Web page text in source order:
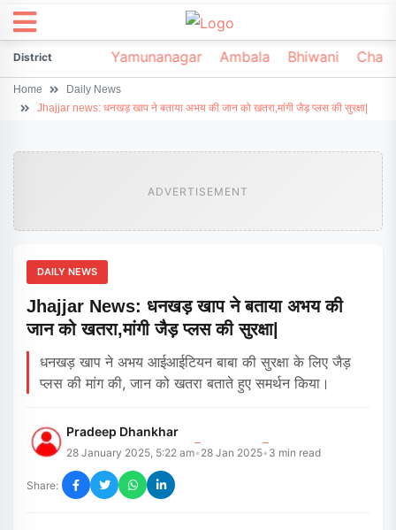
DistrictSonipat Yamunanagar Ambala Bhiwani
Home
Daily News
Jhajjar news: धनखड़ खाप ने बताया अभय की जान को खतरा,मांगी जैड़ प्लस की सुरक्षा|
ADVERTISEMENT
DAILY NEWS
Jhajjar News: धनखड़ खाप ने बताया अभय की
जान को खतरा,मांगी जैड़ प्लस की सुरक्षा|
धनखड़ खाप ने अभय आईआईटियन बाबा की सुरक्षा के लिए जैड़
प्लस की मांग की, जान को खतरा बताते हुए समर्थन किया।
Pradeep Dhankhar
28 January 2025, 5:22 am• 28 Jan 2025• 3 min read
Share: